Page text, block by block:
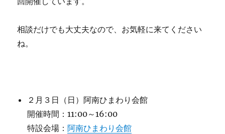
相談だけでも大丈夫なので、お気軽に来てください
ね。
２月３日（日）阿南ひまわり会館
開催時間：11:00～16:00
特設会場： 阿南ひまわり会館